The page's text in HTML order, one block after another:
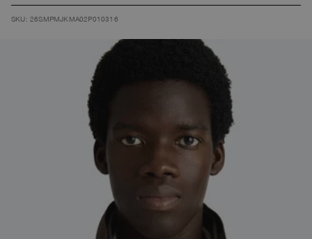
SKU: 26SMPMJKMA02P010316